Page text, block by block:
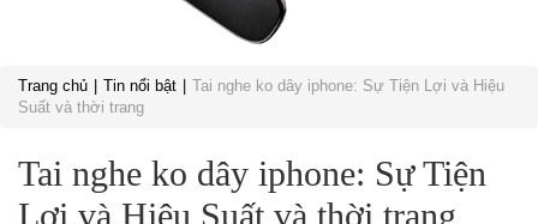
Trang chủ Tin nổi bật
Tai nghe ko dây iphone: Sự Tiện Lợi và Hiệu
Suất và thời trang
Tai nghe ko dây iphone: Sự Tiện
Lợi và Hiệu Suất và thời trang